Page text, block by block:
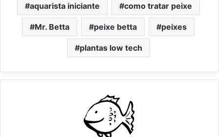
aquarista iniciante como tratar peixe
Mr. Betta peixe betta peixes
plantas low tech